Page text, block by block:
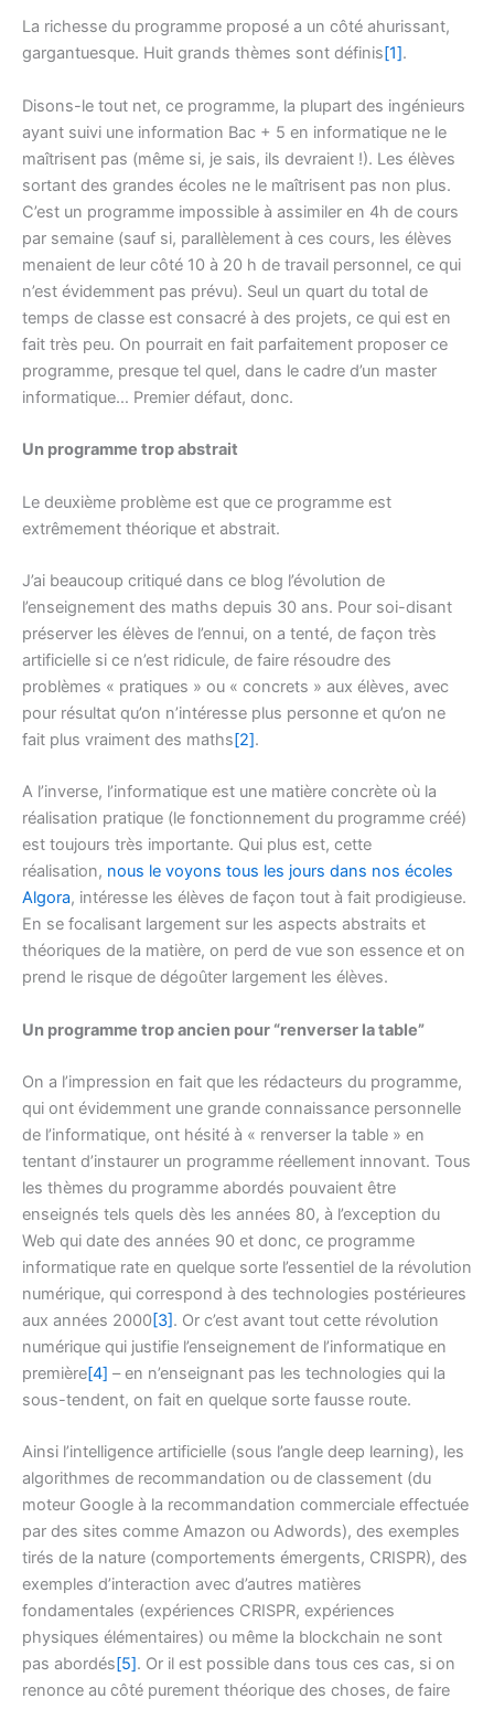
La richesse du programme proposé a un côté ahurissant,
gargantuesque. Huit grands thèmes sont définis[1].
Disons-le tout net, ce programme, la plupart des ingénieurs
ayant suivi une information Bac + 5 en informatique ne le
maîtrisent pas (même si, je sais, ils devraient !). Les élèves
sortant des grandes écoles ne le maîtrisent pas non plus.
C’est un programme impossible à assimiler en 4h de cours
par semaine (sauf si, parallèlement à ces cours, les élèves
menaient de leur côté 10 à 20 h de travail personnel, ce qui
n’est évidemment pas prévu). Seul un quart du total de
temps de classe est consacré à des projets, ce qui est en
fait très peu. On pourrait en fait parfaitement proposer ce
programme, presque tel quel, dans le cadre d’un master
informatique… Premier défaut, donc.
Un programme trop abstrait
Le deuxième problème est que ce programme est
extrêmement théorique et abstrait.
J’ai beaucoup critiqué dans ce blog l’évolution de
l’enseignement des maths depuis 30 ans. Pour soi-disant
préserver les élèves de l’ennui, on a tenté, de façon très
artificielle si ce n’est ridicule, de faire résoudre des
problèmes « pratiques » ou « concrets » aux élèves, avec
pour résultat qu’on n’intéresse plus personne et qu’on ne
fait plus vraiment des maths[2].
A l’inverse, l’informatique est une matière concrète où la
réalisation pratique (le fonctionnement du programme créé)
est toujours très importante. Qui plus est, cette
réalisation, nous le voyons tous les jours dans nos écoles
Algora, intéresse les élèves de façon tout à fait prodigieuse.
En se focalisant largement sur les aspects abstraits et
théoriques de la matière, on perd de vue son essence et on
prend le risque de dégoûter largement les élèves.
Un programme trop ancien pour “renverser la table”
On a l’impression en fait que les rédacteurs du programme,
qui ont évidemment une grande connaissance personnelle
de l’informatique, ont hésité à « renverser la table » en
tentant d’instaurer un programme réellement innovant. Tous
les thèmes du programme abordés pouvaient être
enseignés tels quels dès les années 80, à l’exception du
Web qui date des années 90 et donc, ce programme
informatique rate en quelque sorte l’essentiel de la révolution
numérique, qui correspond à des technologies postérieures
aux années 2000[3]. Or c’est avant tout cette révolution
numérique qui justifie l’enseignement de l’informatique en
première[4] – en n’enseignant pas les technologies qui la
sous-tendent, on fait en quelque sorte fausse route.
Ainsi l’intelligence artificielle (sous l’angle deep learning), les
algorithmes de recommandation ou de classement (du
moteur Google à la recommandation commerciale effectuée
par des sites comme Amazon ou Adwords), des exemples
tirés de la nature (comportements émergents, CRISPR), des
exemples d’interaction avec d’autres matières
fondamentales (expériences CRISPR, expériences
physiques élémentaires) ou même la blockchain ne sont
pas abordés[5]. Or il est possible dans tous ces cas, si on
renonce au côté purement théorique des choses, de faire